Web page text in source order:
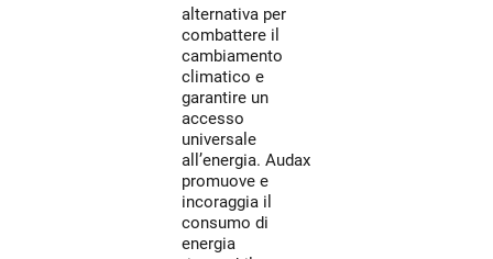
alternativa per
combattere il
cambiamento
climatico e
garantire un
accesso
universale
all’energia. Audax
promuove e
incoraggia il
consumo di
energia